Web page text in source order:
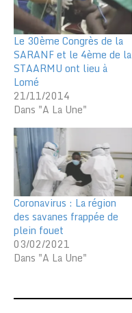
Le 30ème Congrès de la
SARANF et le 4ème de la
STAARMU ont lieu à
Lomé
21/11/2014
Dans "A La Une"
Coronavirus : La région
des savanes frappée de
plein fouet
03/02/2021
Dans "A La Une"